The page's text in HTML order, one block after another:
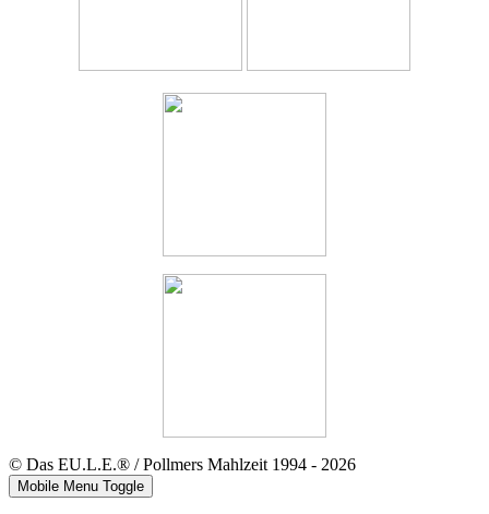
© Das EU.L.E.® / Pollmers Mahlzeit 1994 - 2026
Mobile Menu Toggle